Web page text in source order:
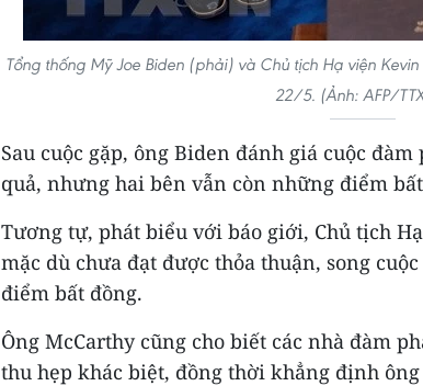
Tổng thống Mỹ Joe Biden (phải) và Chủ tịch Hạ viện
22/5. (Ảnh: AFP/
Sau cuộc gặp, ông Biden đánh giá cuộc
quả, nhưng hai bên vẫn còn những điểm
Tương tự, phát biểu với báo giới, Chủ tịch
mặc dù chưa đạt được thỏa thuận, song
điểm bất đồng.
Ông McCarthy cũng cho biết các nhà đàm
thu hẹp khác biệt, đồng thời khẳng định